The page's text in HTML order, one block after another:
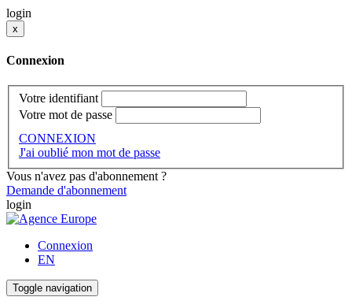
login
x
Connexion
Votre identifiant
Votre mot de passe
CONNEXION
J'ai oublié mon mot de passe
Vous n'avez pas d'abonnement ?
Demande d'abonnement
login
Connexion
EN
Toggle navigation